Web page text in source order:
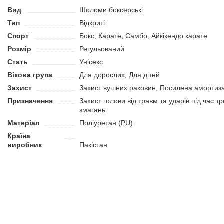
сесій. Масивні бокові вставки додають чудову бічну
працює у клінчі або активно використовує рух корпусу.
Бренд HARD TOUCH вже понад десять років спеціалізується на
спортсменами. Саме тому кожна деталь — від амортизації до
Наша думка
Шолом HARD TOUCH BO-4240 — знахідка для бійців, які
можливості налаштування посадки він забезпечить стабільну
Відмінний вибір для тих, хто вимагає від екіпірування максимуму.
Вид
Шоломи боксерські
Тип
Відкриті
Спорт
Бокс, Карате, Самбо, Айкікендо карате
Розмір
Регульований
Стать
Унісекс
Вікова група
Для дорослих, Для дітей
Захист
Захист вушних раковин, Посилена
Призначення
Захист голови від травм та ударів під час
змагань
Матеріал
Поліуретан (PU)
Країна
виробник
Пакістан